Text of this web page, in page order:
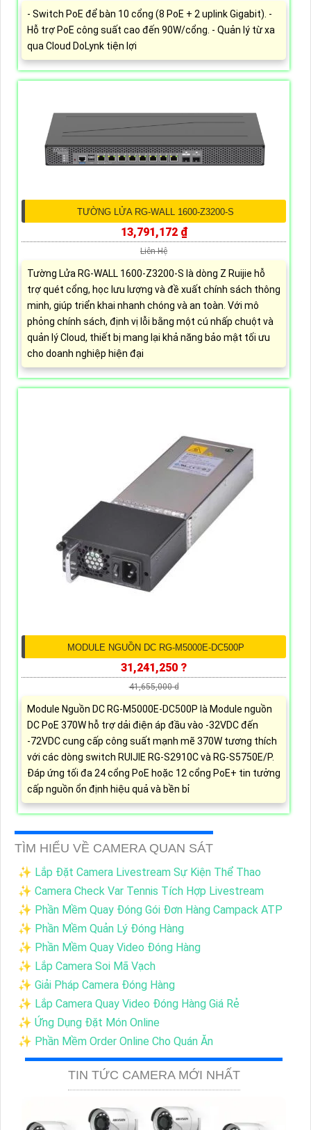
- Switch PoE để bàn 10 cổng (8 PoE + 2 uplink Gigabit). -
Hỗ trợ PoE công suất cao đến 90W/cổng. - Quản lý từ xa
qua Cloud DoLynk tiện lợi
TƯỜNG LỬA RG-WALL 1600-Z3200-S
13,791,172 ₫
Liên Hệ
Tường Lửa RG-WALL 1600-Z3200-S là dòng Z Ruijie hỗ
trợ quét cổng, học lưu lượng và đề xuất chính sách thông
minh, giúp triển khai nhanh chóng và an toàn. Với mô
phỏng chính sách, định vị lỗi bằng một cú nhấp chuột và
quản lý Cloud, thiết bị mang lại khả năng bảo mật tối ưu
cho doanh nghiệp hiện đại
MODULE NGUỒN DC RG-M5000E-DC500P
31,241,250 ?
41,655,000 d
Module Nguồn DC RG-M5000E-DC500P là Module nguồn
DC PoE 370W hỗ trợ dải điện áp đầu vào -32VDC đến
-72VDC cung cấp công suất mạnh mẽ 370W tương thích
với các dòng switch RUIJIE RG-S2910C và RG-S5750E/P.
Đáp ứng tối đa 24 cổng PoE hoặc 12 cổng PoE+ tin tưởng
cấp nguồn ổn định hiệu quả và bền bỉ
TÌM HIỂU VỀ CAMERA QUAN SÁT
✨ Lắp Đặt Camera Livestream Sự Kiện Thể Thao
✨ Camera Check Var Tennis Tích Hợp Livestream
✨ Phần Mềm Quay Đóng Gói Đơn Hàng Campack ATP
✨ Phần Mềm Quản Lý Đóng Hàng
✨ Phần Mềm Quay Video Đóng Hàng
✨ Lắp Camera Soi Mã Vạch
✨ Giải Pháp Camera Đóng Hàng
✨ Lắp Camera Quay Video Đóng Hàng Giá Rẻ
✨ Ứng Dụng Đặt Món Online
✨ Phần Mềm Order Online Cho Quán Ăn
TIN TỨC CAMERA MỚI NHẤT